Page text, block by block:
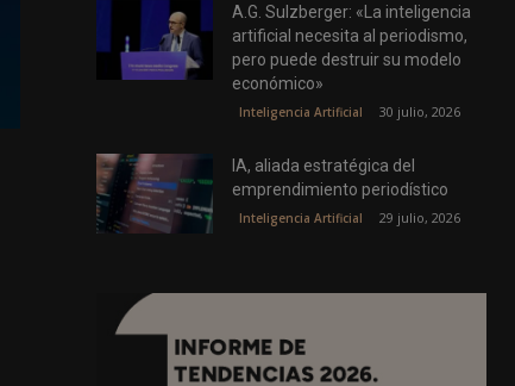
A.G. Sulzberger: «La inteligencia
artificial necesita al periodismo,
pero puede destruir su modelo
económico»
Inteligencia Artificial 30 julio, 2026
IA, aliada estratégica del
emprendimiento periodístico
Inteligencia Artificial 29 julio, 2026